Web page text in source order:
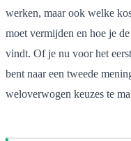
werken, maar ook welke
moet vermijden en hoe je
vindt. Of je nu voor het
bent naar een tweede
weloverwogen keuzes te